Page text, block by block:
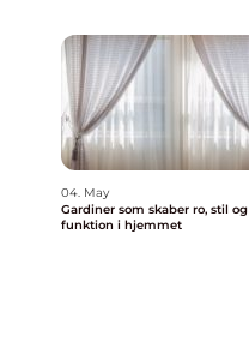
04. May
Gardiner som skaber ro, stil og
funktion i hjemmet